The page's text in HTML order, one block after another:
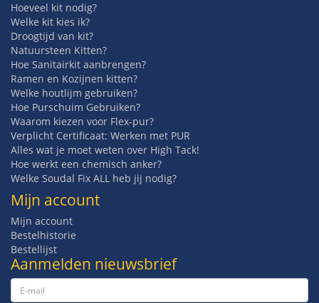
Hoeveel kit nodig?
Welke kit kies ik?
Droogtijd van kit?
Natuursteen Kitten?
Hoe Sanitairkit aanbrengen?
Ramen en Kozijnen kitten?
Welke houtlijm gebruiken?
Hoe Purschuim Gebruiken?
Waarom kiezen voor Flex-pur?
Verplicht Certificaat: Werken met PUR
Alles wat je moet weten over High Tack!
Hoe werkt een chemisch anker?
Welke Soudal Fix ALL heb jij nodig?
Mijn account
Mijn account
Bestelhistorie
Bestellijst
Aanmelden nieuwsbrief